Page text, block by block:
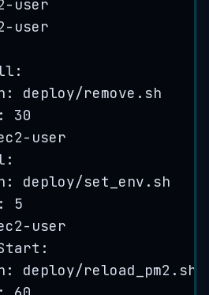
user
user
:
: deploy/remove.sh
: 30
user
:
: deploy/set_env.sh
: 5
user
:
: deploy/reload_pm2.sh